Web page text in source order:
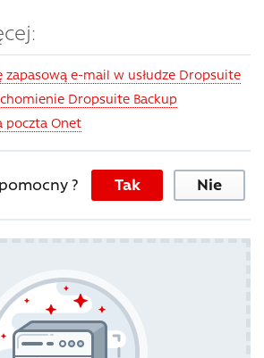
zapasową e-mail w usłudze Dropsuite
Dropsuite Backup
poczta Onet
? Tak Nie